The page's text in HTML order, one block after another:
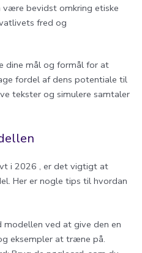
bevidst omkring etiske
fred og
dine mål og formål for at
fordel af dens potentiale til
tekster og simulere samtaler
i 2026 , er det vigtigt at
Her er nogle tips til hvordan
modellen ved at give den en
eksempler at træne på.